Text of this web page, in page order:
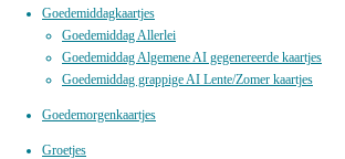
Goedemiddagkaartjes
Goedemiddag Allerlei
Goedemiddag Algemene AI gegenereerde kaartjes
Goedemiddag grappige AI Lente/Zomer kaartjes
Goedemorgenkaartjes
Groetjes